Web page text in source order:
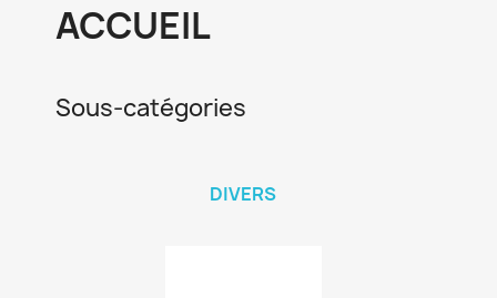
ACCUEIL
Sous-catégories
DIVERS